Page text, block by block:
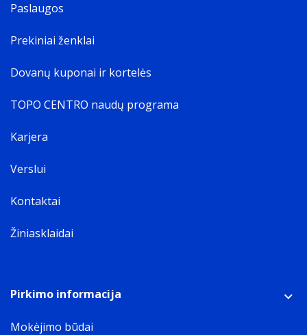
Paslaugos
Prekiniai ženklai
Dovanų kuponai ir kortelės
TOPO CENTRO naudų programa
Karjera
Verslui
Kontaktai
Žiniasklaidai
Pirkimo informacija
Mokėjimo būdai